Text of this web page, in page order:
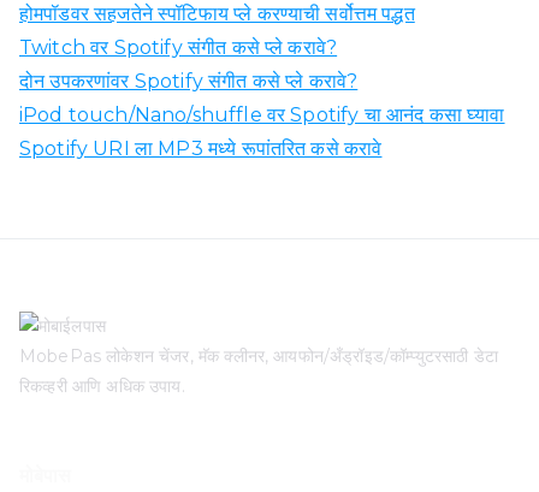
होमपॉडवर सहजतेने स्पॉटिफाय प्ले करण्याची सर्वोत्तम पद्धत
Twitch वर Spotify संगीत कसे प्ले करावे?
दोन उपकरणांवर Spotify संगीत कसे प्ले करावे?
iPod touch/Nano/shuffle वर Spotify चा आनंद कसा घ्यावा
Spotify URI ला MP3 मध्ये रूपांतरित कसे करावे
MobePas लोकेशन चेंजर, मॅक क्लीनर, आयफोन/अँड्रॉइड/कॉम्प्युटरसाठी डेटा
रिकव्हरी आणि अधिक उपाय.